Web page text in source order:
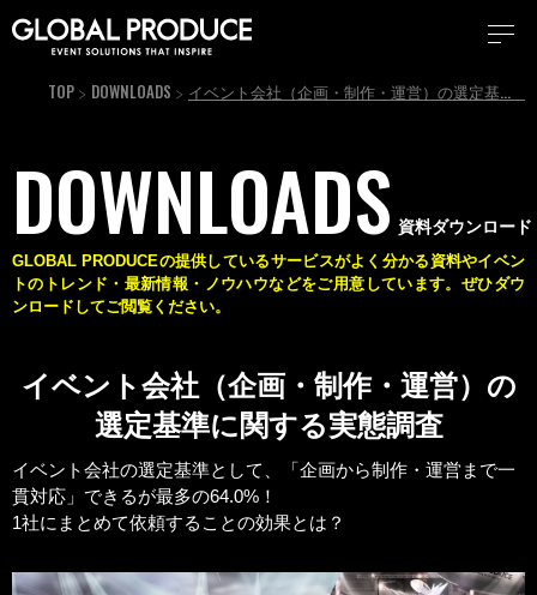
TOP DOWNLOADS イベント会社（企画・制作・運営）の選定基準に関する実態調査
DOWNLOADS 資料ダウンロード
GLOBAL PRODUCEの提供しているサービスがよく分かる資料やイベン
トのトレンド・最新情報・ ノウハウなどをご用意しています。ぜひダウ
ンロードしてご閲覧ください。
イベント会社（企画・制作・運営）の
選定基準に関する実態調査
イベント会社の選定基準として、「企画から制作・運営まで一
貫対応」できるが最多の64.0%！
1社にまとめて依頼することの効果とは？